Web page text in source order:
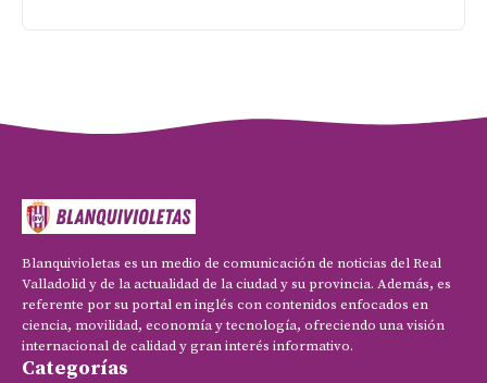
Blanquivioletas es un medio de comunicación de noticias del Real
Valladolid y de la actualidad de la ciudad y su provincia. Además, es
referente por su portal en inglés con contenidos enfocados en
ciencia, movilidad, economía y tecnología, ofreciendo una visión
internacional de calidad y gran interés informativo.
Categorías